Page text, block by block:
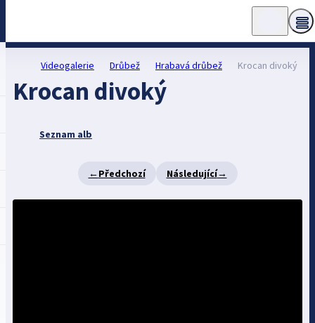
Videogalerie Drůbež Hrabavá drůbež Krocan divoký
Krocan divoký
Seznam alb
←Předchozí Následující→